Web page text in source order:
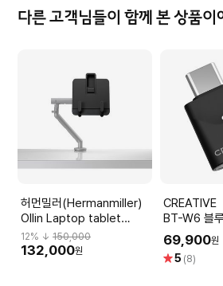
다른 고객님들이 함께 본 상품이
허먼밀러(Hermanmiller)
Ollin Laptop tablet
mount_Black
12% ↓ 150,000
132,000원
CREATIVE [크리에이티브]
BT-W6 블
AUDIO
덱 오디오 동
69,900원
별5 (8)